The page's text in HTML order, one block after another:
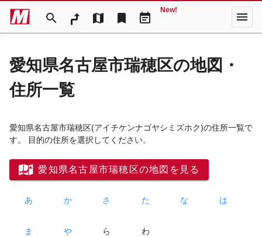
search map bookmark event_note
New! menu
愛知県名古屋市瑞穂区の地図・
住所一覧
愛知県名古屋市瑞穂区(アイチケンナゴヤシミズホク)の住所一覧で
す。 目的の住所を選択してください。
愛知県名古屋市瑞穂区の地図を見る
あ か さ た な は
ま や ら わ